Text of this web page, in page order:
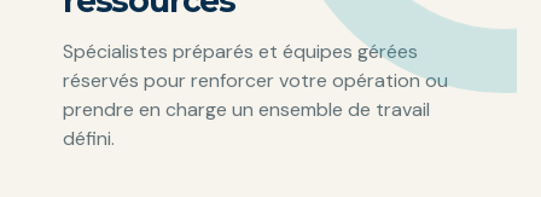
Spécialistes préparés et équipes gérées
réservés pour renforcer votre opération ou
prendre en charge un ensemble de travail
défini.